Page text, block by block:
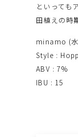
といっても
田植えの時
minamo (
Style :
ABV : 7%
IBU : 15